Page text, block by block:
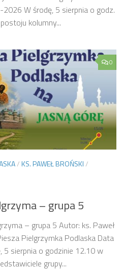
W środę, 5 sierpnia o godz.
kolumny...
0
/KS. PAWEŁ BROŃSKI/
– grupa 5
– grupa 5 Autor: ks. Paweł
Pielgrzymka Podlaska Data
sierpnia o godzinie 12.10 w
grupy...